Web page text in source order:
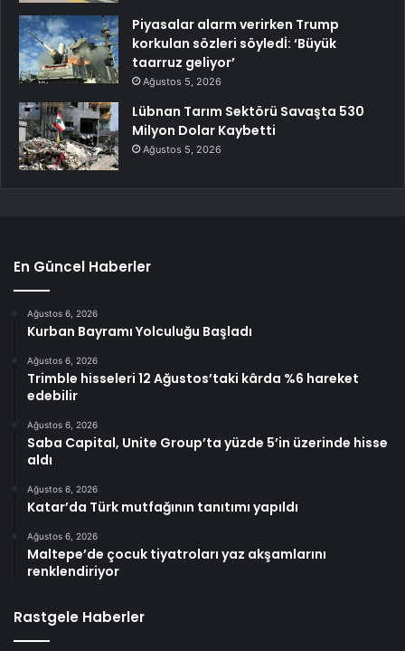
Piyasalar alarm verirken Trump
korkulan sözleri söyledİ: ‘Büyük
taarruz geliyor’
Ağustos 5, 2026
Lübnan Tarım Sektörü Savaşta 530
Milyon Dolar Kaybetti
Ağustos 5, 2026
En Güncel Haberler
Ağustos 6, 2026
Kurban Bayramı Yolculuğu Başladı
Ağustos 6, 2026
Trimble hisseleri 12 Ağustos’taki kârda %6 hareket
edebilir
Ağustos 6, 2026
Saba Capital, Unite Group’ta yüzde 5’in üzerinde hisse
aldı
Ağustos 6, 2026
Katar’da Türk mutfağının tanıtımı yapıldı
Ağustos 6, 2026
Maltepe’de çocuk tiyatroları yaz akşamlarını
renklendiriyor
Rastgele Haberler